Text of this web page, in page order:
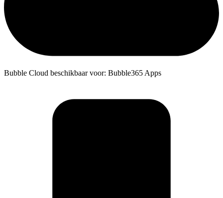
Bubble Cloud beschikbaar voor: Bubble365 Apps